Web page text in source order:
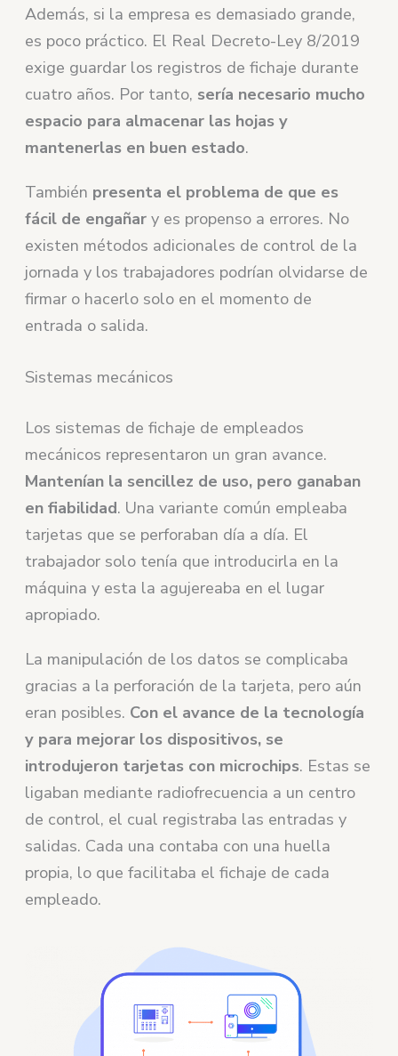
Además, si la empresa es demasiado grande,
es poco práctico. El Real Decreto-Ley 8/2019
exige guardar los registros de fichaje durante
cuatro años. Por tanto, sería necesario mucho
espacio para almacenar las hojas y
mantenerlas en buen estado.
También presenta el problema de que es
fácil de engañar y es propenso a errores. No
existen métodos adicionales de control de la
jornada y los trabajadores podrían olvidarse de
firmar o hacerlo solo en el momento de
entrada o salida.
Sistemas mecánicos
Los sistemas de fichaje de empleados
mecánicos representaron un gran avance.
Mantenían la sencillez de uso, pero ganaban
en fiabilidad. Una variante común empleaba
tarjetas que se perforaban día a día. El
trabajador solo tenía que introducirla en la
máquina y esta la agujereaba en el lugar
apropiado.
La manipulación de los datos se complicaba
gracias a la perforación de la tarjeta, pero aún
eran posibles. Con el avance de la tecnología
y para mejorar los dispositivos, se
introdujeron tarjetas con microchips. Estas se
ligaban mediante radiofrecuencia a un centro
de control, el cual registraba las entradas y
salidas. Cada una contaba con una huella
propia, lo que facilitaba el fichaje de cada
empleado.